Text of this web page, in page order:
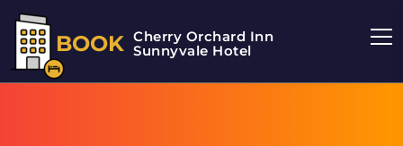
BOOK Cherry Orchard Inn
Sunnyvale Hotel